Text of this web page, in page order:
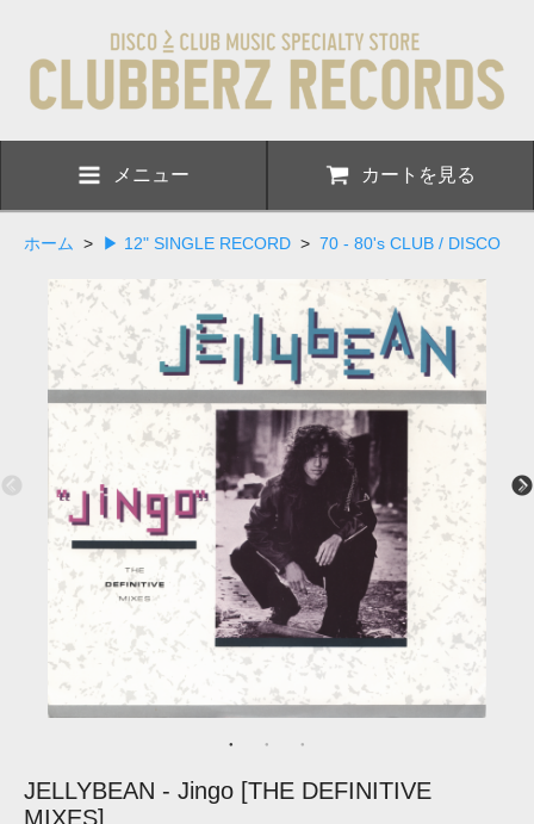
メニュー カートを見る
ホーム > ▶ 12" SINGLE RECORD > 70 - 80's CLUB / DISCO
JELLYBEAN - Jingo [THE DEFINITIVE
MIXES]